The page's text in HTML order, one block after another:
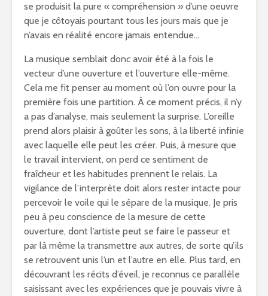
se produisit la pure « compréhension » d’une oeuvre
que je côtoyais pourtant tous les jours mais que je
n’avais en réalité encore jamais entendue…
La musique semblait donc avoir été à la fois le
vecteur d’une ouverture et l’ouverture elle-même.
Cela me fit penser au moment où l’on ouvre pour la
première fois une partition. À ce moment précis, il n’y
a pas d’analyse, mais seulement la surprise. L’oreille
prend alors plaisir à goûter les sons, à la liberté infinie
avec laquelle elle peut les créer. Puis, à mesure que
le travail intervient, on perd ce sentiment de
fraîcheur et les habitudes prennent le relais. La
vigilance de l’interprète doit alors rester intacte pour
percevoir le voile qui le sépare de la musique. Je pris
peu à peu conscience de la mesure de cette
ouverture, dont l’artiste peut se faire le passeur et
par là même la transmettre aux autres, de sorte qu’ils
se retrouvent unis l’un et l’autre en elle. Plus tard, en
découvrant les récits d’éveil, je reconnus ce parallèle
saisissant avec les expériences que je pouvais vivre à